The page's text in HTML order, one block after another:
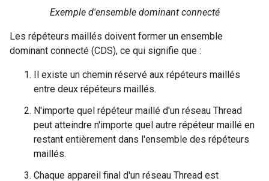
Exemple d'ensemble dominant connecté
Les répéteurs maillés doivent former un ensemble
dominant connecté (CDS), ce qui signifie que :
Il existe un chemin réservé aux répéteurs maillés
entre deux répéteurs maillés.
N'importe quel répéteur maillé d'un réseau Thread
peut atteindre n'importe quel autre répéteur maillé en
restant entièrement dans l'ensemble des répéteurs
maillés.
Chaque appareil final d'un réseau Thread est